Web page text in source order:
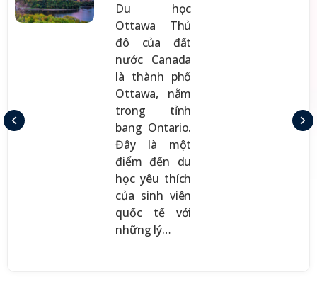
Du học
Ottawa Thủ
đô của đất
nước Canada
là thành phố
Ottawa, nằm
trong tỉnh
bang Ontario.
Đây là một
điểm đến du
học yêu thích
của sinh viên
quốc tế với
những lý…